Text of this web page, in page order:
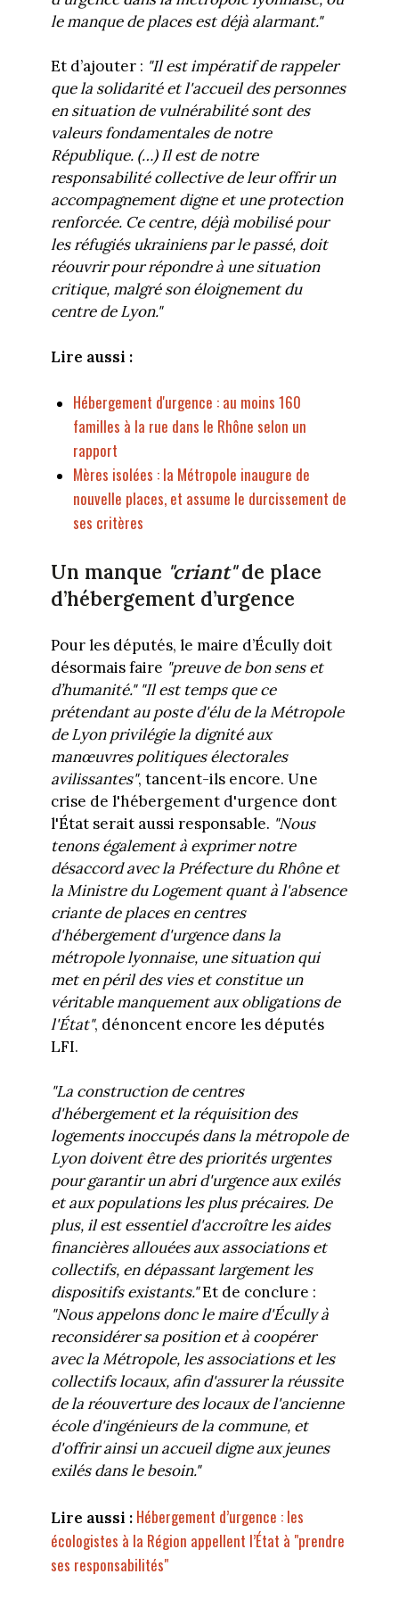
le manque de places est déjà alarmant."
Et d’ajouter : "Il est impératif de rappeler
que la solidarité et l'accueil des personnes
en situation de vulnérabilité sont des
valeurs fondamentales de notre
République. (…) Il est de notre
responsabilité collective de leur offrir un
accompagnement digne et une protection
renforcée. Ce centre, déjà mobilisé pour
les réfugiés ukrainiens par le passé, doit
réouvrir pour répondre à une situation
critique, malgré son éloignement du
centre de Lyon."
Lire aussi :
Hébergement d'urgence : au moins 160
familles à la rue dans le Rhône selon un
rapport
Mères isolées : la Métropole inaugure de
nouvelle places, et assume le durcissement de
ses critères
Un manque "criant"de place
d’hébergement d’urgence
Pour les députés, le maire d’Écully doit
désormais faire "preuve de bon sens et
d’humanité." "Il est temps que ce
prétendant au poste d'élu de la Métropole
de Lyon privilégie la dignité aux
manœuvres politiques électorales
avilissantes", tancent-ils encore. Une
crise de l'hébergement d'urgence dont
l'État serait aussi responsable. "Nous
tenons également à exprimer notre
désaccord avec la Préfecture du Rhône et
la Ministre du Logement quant à l'absence
criante de places en centres
d'hébergement d'urgence dans la
métropole lyonnaise, une situation qui
met en péril des vies et constitue un
véritable manquement aux obligations de
l'État", dénoncent encore les députés
LFI.
"La construction de centres
d'hébergement et la réquisition des
logements inoccupés dans la métropole de
Lyon doivent être des priorités urgentes
pour garantir un abri d'urgence aux exilés
et aux populations les plus précaires. De
plus, il est essentiel d'accroître les aides
financières allouées aux associations et
collectifs, en dépassant largement les
dispositifs existants."Et de conclure :
"Nous appelons donc le maire d'Écully à
reconsidérer sa position et à coopérer
avec la Métropole, les associations et les
collectifs locaux, afin d'assurer la réussite
de la réouverture des locaux de l'ancienne
école d'ingénieurs de la commune, et
d'offrir ainsi un accueil digne aux jeunes
exilés dans le besoin."
Lire aussi : Hébergement d’urgence : les
écologistes à la Région appellent l’État à "prendre
ses responsabilités"